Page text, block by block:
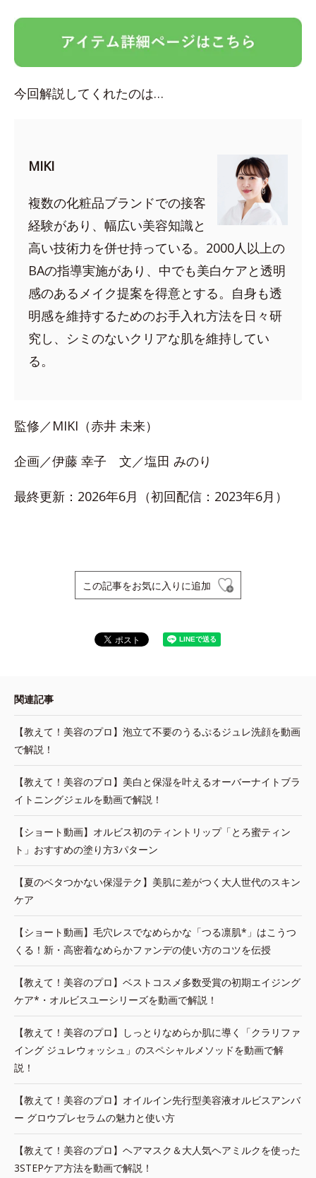
今回解説してくれたのは…
MIKI
複数の化粧品ブランドでの接客
経験があり、幅広い美容知識と
高い技術力を併せ持っている。2000人以上の
BAの指導実施があり、中でも美白ケアと透明
感のあるメイク提案を得意とする。自身も透
明感を維持するためのお手入れ方法を日々研
究し、シミのないクリアな肌を維持してい
る。
監修／MIKI（赤井 未来）
企画／伊藤 幸子 文／塩田 みのり
最終更新：2026年6月（初回配信：2023年6月）
この記事をお気に入りに追加
関連記事
【教えて！美容のプロ】泡立て不要のうるぷるジュレ洗顔を動画
で解説！
【教えて！美容のプロ】美白と保湿を叶えるオーバーナイトブラ
イトニングジェルを動画で解説！
【ショート動画】オルビス初のティントリップ「とろ蜜ティン
ト」おすすめの塗り方3パターン
【夏のベタつかない保湿テク】美肌に差がつく大人世代のスキン
ケア
【ショート動画】毛穴レスでなめらかな「つる凛肌*」はこうつ
くる！新・高密着なめらかファンデの使い方のコツを伝授
【教えて！美容のプロ】ベストコスメ多数受賞の初期エイジング
ケア*・オルビスユーシリーズを動画で解説！
【教えて！美容のプロ】しっとりなめらか肌に導く「クラリファ
イング ジュレウォッシュ」のスペシャルメソッドを動画で解
説！
【教えて！美容のプロ】オイルイン先行型美容液オルビスアンバ
ー グロウプレセラムの魅力と使い方
【教えて！美容のプロ】ヘアマスク＆大人気ヘアミルクを使った
3STEPケア方法を動画で解説！